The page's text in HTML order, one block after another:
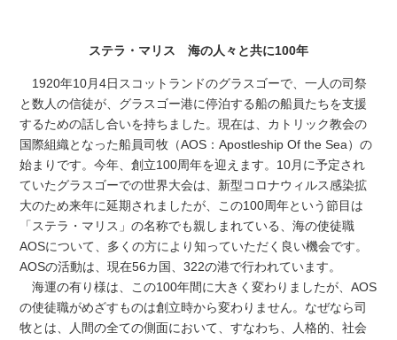
ステラ・マリス 海の人々と共に100年
1920年10月4日スコットランドのグラスゴーで、一人の司祭
と数人の信徒が、グラスゴー港に停泊する船の船員たちを支援
するための話し合いを持ちました。現在は、カトリック教会の
国際組織となった船員司牧（AOS：Apostleship Of the Sea）の
始まりです。今年、創立100周年を迎えます。10月に予定され
ていたグラスゴーでの世界大会は、新型コロナウィルス感染拡
大のため来年に延期されましたが、この100周年という節目は
「ステラ・マリス」の名称でも親しまれている、海の使徒職
AOSについて、多くの方により知っていただく良い機会です。
AOSの活動は、現在56カ国、322の港で行われています。
海運の有り様は、この100年間に大きく変わりましたが、AOS
の使徒職がめざすものは創立時から変わりません。なぜなら司
牧とは、人間の全ての側面において、すなわち、人格的、社会